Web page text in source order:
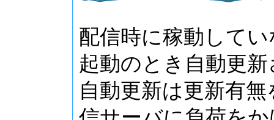
配信時に稼動して
起動のとき自動更
自動更新は更新有